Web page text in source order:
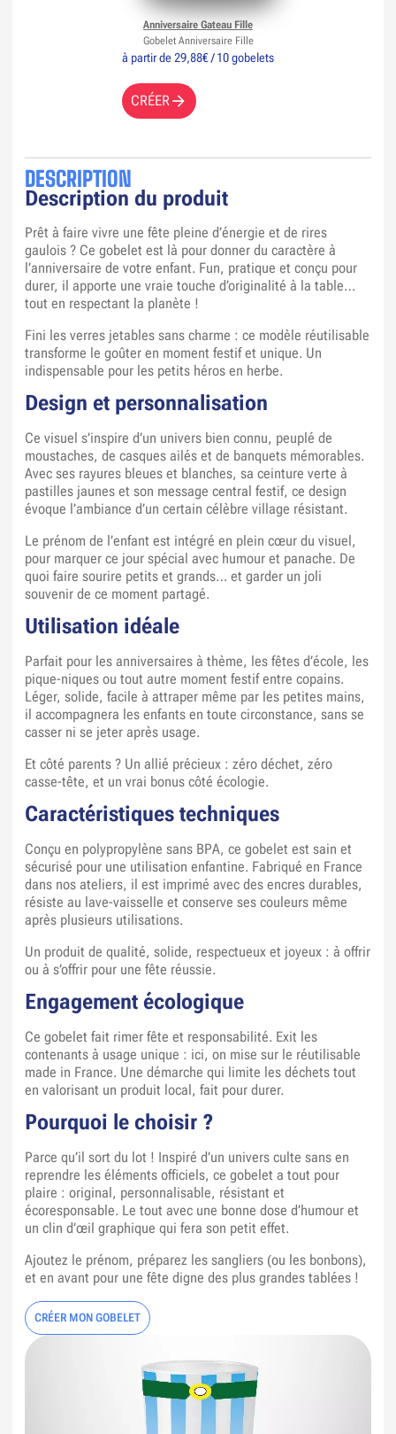
à partir de 29,88€ / 10 gobelets
CRÉER
Anniversaire Gateau Fille
Gobelet Anniversaire Fille
DESCRIPTION
Description du produit
Prêt à faire vivre une fête pleine d’énergie et de rires
gaulois ? Ce gobelet est là pour donner du caractère à
l’anniversaire de votre enfant. Fun, pratique et conçu pour
durer, il apporte une vraie touche d’originalité à la table…
tout en respectant la planète !
Fini les verres jetables sans charme : ce modèle réutilisable
transforme le goûter en moment festif et unique. Un
indispensable pour les petits héros en herbe.
Design et personnalisation
Ce visuel s’inspire d’un univers bien connu, peuplé de
moustaches, de casques ailés et de banquets mémorables.
Avec ses rayures bleues et blanches, sa ceinture verte à
pastilles jaunes et son message central festif, ce design
évoque l’ambiance d’un certain célèbre village résistant.
Le prénom de l’enfant est intégré en plein cœur du visuel,
pour marquer ce jour spécial avec humour et panache. De
quoi faire sourire petits et grands… et garder un joli
souvenir de ce moment partagé.
Utilisation idéale
Parfait pour les anniversaires à thème, les fêtes d’école, les
pique-niques ou tout autre moment festif entre copains.
Léger, solide, facile à attraper même par les petites mains,
il accompagnera les enfants en toute circonstance, sans se
casser ni se jeter après usage.
Et côté parents ? Un allié précieux : zéro déchet, zéro
casse-tête, et un vrai bonus côté écologie.
Caractéristiques techniques
Conçu en polypropylène sans BPA, ce gobelet est sain et
sécurisé pour une utilisation enfantine. Fabriqué en France
dans nos ateliers, il est imprimé avec des encres durables,
résiste au lave-vaisselle et conserve ses couleurs même
après plusieurs utilisations.
Un produit de qualité, solide, respectueux et joyeux : à offrir
ou à s’offrir pour une fête réussie.
Engagement écologique
Ce gobelet fait rimer fête et responsabilité. Exit les
contenants à usage unique : ici, on mise sur le réutilisable
made in France. Une démarche qui limite les déchets tout
en valorisant un produit local, fait pour durer.
Pourquoi le choisir ?
Parce qu’il sort du lot ! Inspiré d’un univers culte sans en
reprendre les éléments officiels, ce gobelet a tout pour
plaire : original, personnalisable, résistant et
écoresponsable. Le tout avec une bonne dose d’humour et
un clin d’œil graphique qui fera son petit effet.
Ajoutez le prénom, préparez les sangliers (ou les bonbons),
et en avant pour une fête digne des plus grandes tablées !
CRÉER MON GOBELET